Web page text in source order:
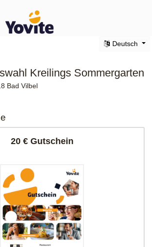
Deutsch
Kreilings Sommergarten
Bad Vilbel
20 € Gutschein